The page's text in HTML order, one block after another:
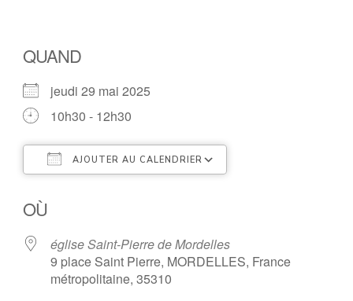
QUAND
jeudi 29 mai 2025
10h30 - 12h30
AJOUTER AU CALENDRIER
OÙ
église Saint-Pierre de Mordelles
9 place Saint Pierre, MORDELLES, France
métropolitaine, 35310